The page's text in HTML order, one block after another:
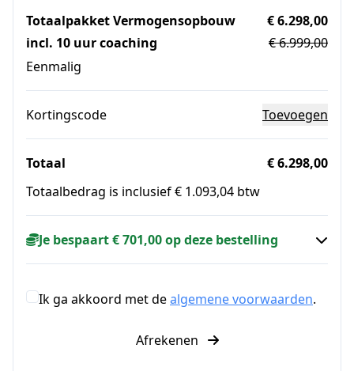
Totaalpakket Vermogensopbouw
incl. 10 uur coaching
Eenmalig
€ 6.298,00
€ 6.999,00
Kortingscode Toevoegen
Totaal
€ 6.298,00
Totaalbedrag is inclusief € 1.093,04 btw
Je bespaart € 701,00 op deze bestelling
Ik ga akkoord met dealgemene voorwaarden.
Afrekenen